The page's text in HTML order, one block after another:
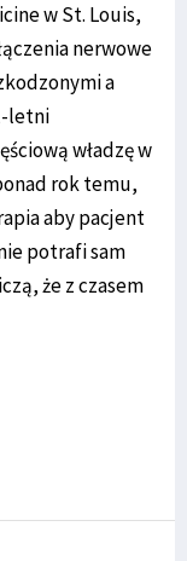
w St. Louis,
nerwowe
a
letni
władzę w
rok temu,
aby pacjent
potrafi sam
że z czasem